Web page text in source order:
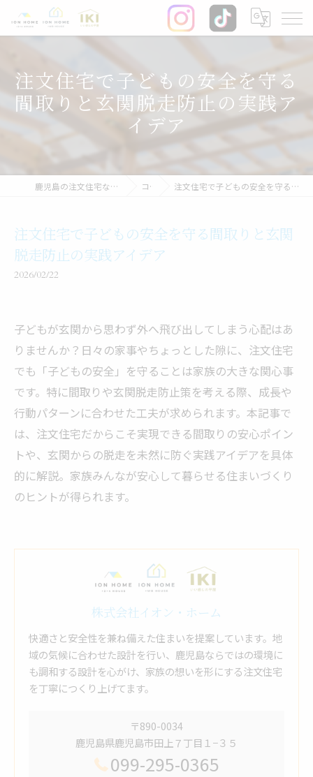
注文住宅で子どもの安全を守る
間取りと玄関脱走防止の実践ア
イデア
鹿児島の注文住宅なら株式会社イオン・ホーム コラム 注文住宅で子どもの安全を守る間取りと玄関脱走防止の実践アイデア
注文住宅で子どもの安全を守る間取りと玄関
脱走防止の実践アイデア
2026/02/22
子どもが玄関から思わず外へ飛び出してしまう心配はあ
りませんか？日々の家事やちょっとした隙に、注文住宅
でも「子どもの安全」を守ることは家族の大きな関心事
です。特に間取りや玄関脱走防止策を考える際、成長や
行動パターンに合わせた工夫が求められます。本記事で
は、注文住宅だからこそ実現できる間取りの安心ポイン
トや、玄関からの脱走を未然に防ぐ実践アイデアを具体
的に解説。家族みんなが安心して暮らせる住まいづくり
のヒントが得られます。
株式会社イオン・ホーム
快適さと安全性を兼ね備えた住まいを提案しています。地
域の気候に合わせた設計を行い、鹿児島ならではの環境に
も調和する設計を心がけ、家族の想いを形にする注文住宅
を丁寧につくり上げてます。
〒890-0034
鹿児島県鹿児島市田上７丁目１−３５
099-295-0365